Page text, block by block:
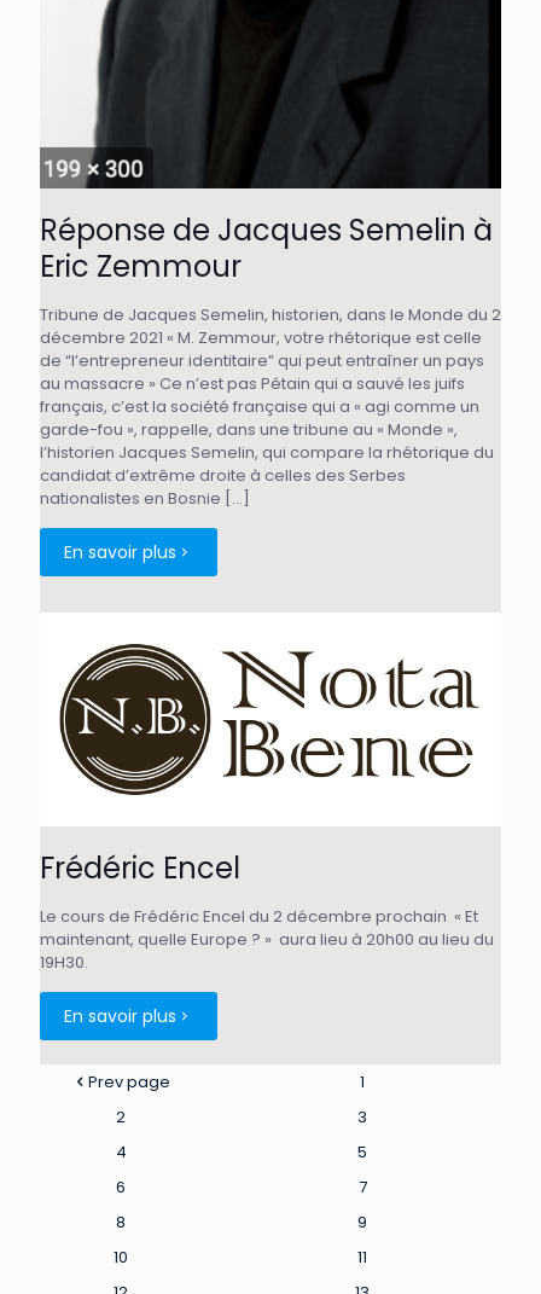
Réponse de Jacques Semelin à
Eric Zemmour
Tribune de Jacques Semelin, historien, dans le Monde du 2
décembre 2021 « M. Zemmour, votre rhétorique est celle
de “l’entrepreneur identitaire” qui peut entraîner un pays
au massacre » Ce n’est pas Pétain qui a sauvé les juifs
français, c’est la société française qui a « agi comme un
garde-fou », rappelle, dans une tribune au « Monde »,
l’historien Jacques Semelin, qui compare la rhétorique du
candidat d’extrême droite à celles des Serbes
nationalistes en Bosnie […]
En savoir plus
Frédéric Encel
Le cours de Frédéric Encel du 2 décembre prochain « Et
maintenant, quelle Europe ? » aura lieu à 20h00 au lieu du
19H30.
En savoir plus
Prev page
1
2
3
4
5
6
7
8
9
10
11